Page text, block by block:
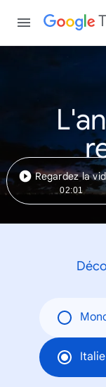
Regardez la
02:01
Italie